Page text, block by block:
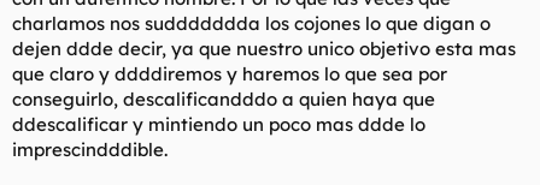
charlamos nos suddddddda los cojones lo que digan o
dejen ddde decir, ya que nuestro unico objetivo esta mas
que claro y ddddiremos y haremos lo que sea por
conseguirlo, descalificandddo a quien haya que
ddescalificar y mintiendo un poco mas ddde lo
imprescindddible.